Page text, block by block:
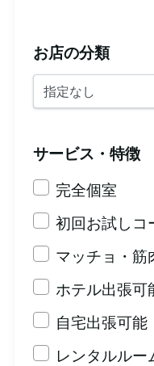
お店の分類
サービス・特徴
完全個室
初回お試しコ
マッチョ・筋
ホテル出張可
自宅出張可能
レンタルルー